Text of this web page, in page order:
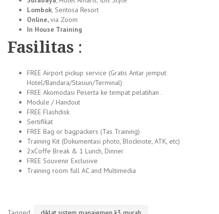
Lombok, Sentosa Resort
Online,via Zoom
In House Training
Fasilitas :
FREE Airport pickup service (Gratis Antar jemput
Hotel/Bandara/Stasiun/Terminal)
FREE Akomodasi Peserta ke tempat pelatihan .
Module / Handout
FREE Flashdisk
Sertifikat
FREE Bag or bagpackers (Tas Training)
Training Kit (Dokumentasi photo, Blocknote, ATK, etc)
2xCoffe Break & 1 Lunch, Dinner
FREE Souvenir Exclusive
Training room full AC and Multimedia